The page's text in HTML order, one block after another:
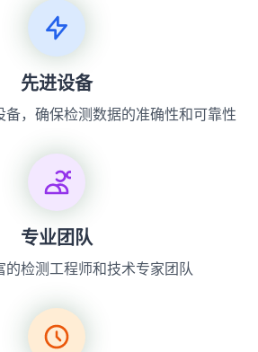
先进设备
备，确保检测数据的准确性和可靠性
专业团队
的检测工程师和技术专家团队